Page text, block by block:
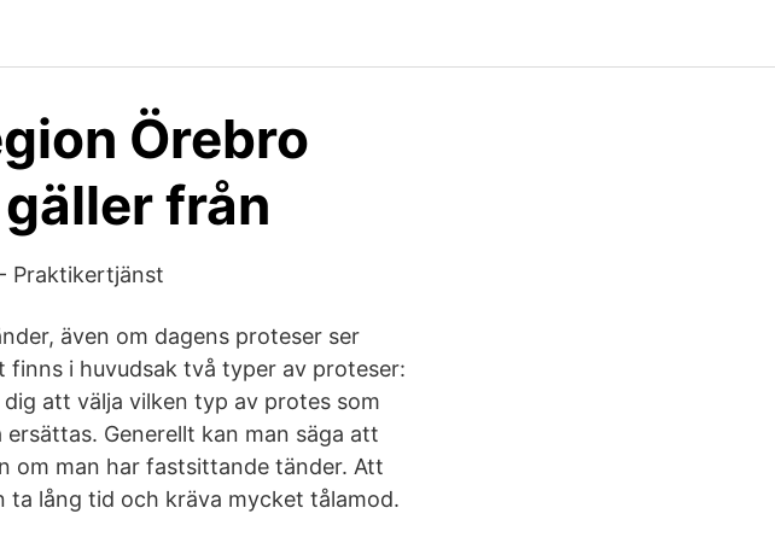
Örebro
från
Praktikertjänst
även om dagens proteser ser
finns i huvudsak två typer av proteser:
att välja vilken typ av protes som
Generellt kan man säga att
om man har fastsittande tänder. Att
ta lång tid och kräva mycket tålamod.